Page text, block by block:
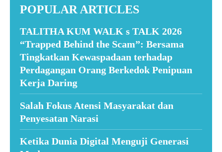
POPULAR ARTICLES
TALITHA KUM WALK s TALK 2026
“Trapped Behind the Scam”: Bersama
Tingkatkan Kewaspadaan terhadap
Perdagangan Orang Berkedok Penipuan
Kerja Daring
Salah Fokus Atensi Masyarakat dan
Penyesatan Narasi
Ketika Dunia Digital Menguji Generasi